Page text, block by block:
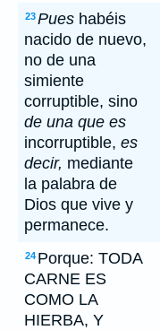
23Pues habéis
nacido de nuevo,
no de una
simiente
corruptible, sino
de una que es
incorruptible, es
decir, mediante
la palabra de
Dios que vive y
permanece.
24 Porque: TODA
CARNE ES
COMO LA
HIERBA, Y